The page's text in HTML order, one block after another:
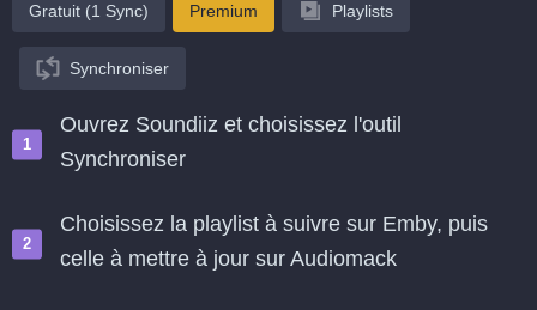
Gratuit (1 Sync) Premium Playlists
Synchroniser
Ouvrez Soundiiz et choisissez l'outil
Synchroniser
Choisissez la playlist à suivre sur Emby, puis
celle à mettre à jour sur Audiomack